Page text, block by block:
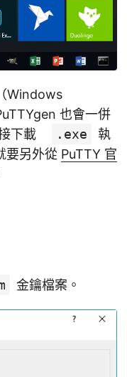
Windows
也會一併
下載
.exe
執
要另外從 PuTTY 官
金鑰檔案。